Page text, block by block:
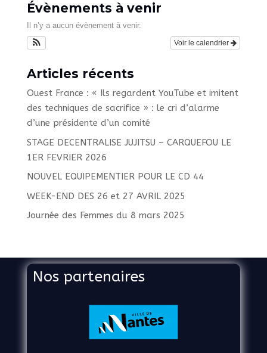
Évènements à venir
Il n’y a aucun évènement à venir.
Voir le calendrier
Articles récents
Ouest France : « Ils regardent YouTube et imitent
des techniques de sacrifice » : le cri d’alarme
d’une présidente d’un comité
STAGE DECENTRALISE JUJITSU – CARQUEFOU LE
1ER FEVRIER 2026
NOUVEL EQUIPEMENTIER POUR LE CD 44
WEEK-END DES 26 et 27 AVRIL 2025
Journée des Femmes du 8 mars 2025
Nos partenaires